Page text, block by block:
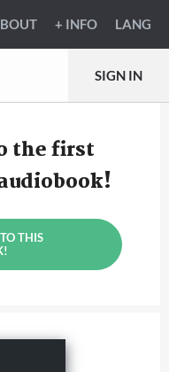
+ INFO LANG
SIGN IN
the first
THIS